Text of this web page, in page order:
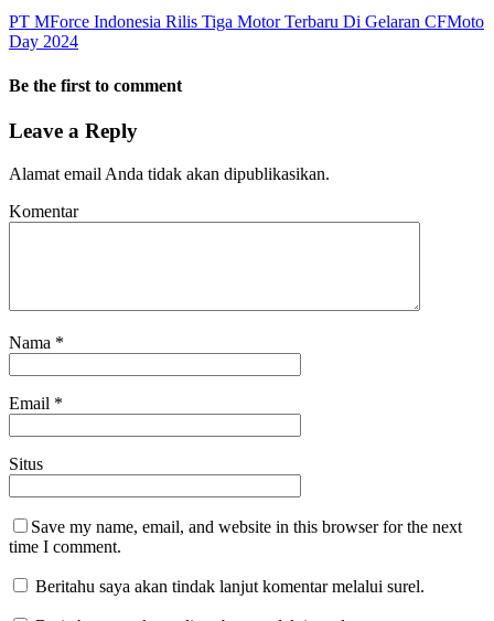
PT MForce Indonesia Rilis Tiga Motor Terbaru Di Gelaran CFMoto
Day 2024
Be the first to comment
Leave a Reply
Alamat email Anda tidak akan dipublikasikan.
Komentar
Nama *
Email *
Situs
Save my name, email, and website in this browser for the next
time I comment.
Beritahu saya akan tindak lanjut komentar melalui surel.